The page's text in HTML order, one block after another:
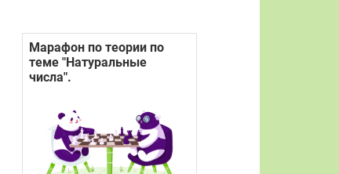
Марафон по теории по
теме "Натуральные
числа".